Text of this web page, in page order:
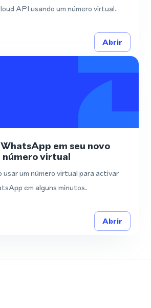
API usando um número virtual.
Abrir
em seu novo
número virtual
usar um número virtual para activar
em alguns minutos.
Abrir